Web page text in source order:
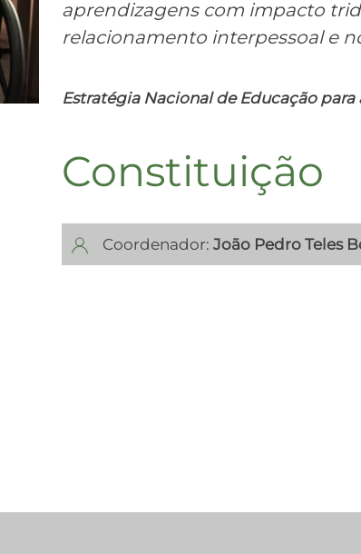
aprendizagens com impacto
relacionamento interpessoal e
Estratégia Nacional de Educação para
Constituição
Coordenador: João Pedro Teles